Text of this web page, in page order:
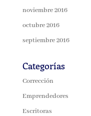
noviembre 2016
octubre 2016
septiembre 2016
Categorías
Corrección
Emprendedores
Escritoras